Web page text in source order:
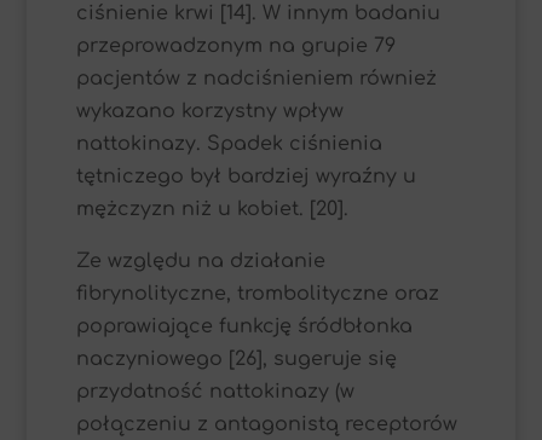
ciśnienie krwi [14]. W innym badaniu
przeprowadzonym na grupie 79
pacjentów z nadciśnieniem również
wykazano korzystny wpływ
nattokinazy. Spadek ciśnienia
tętniczego był bardziej wyraźny u
mężczyzn niż u kobiet. [20].
Ze względu na działanie
fibrynolityczne, trombolityczne oraz
poprawiające funkcję śródbłonka
naczyniowego [26], sugeruje się
przydatność nattokinazy (w
połączeniu z antagonistą receptorów